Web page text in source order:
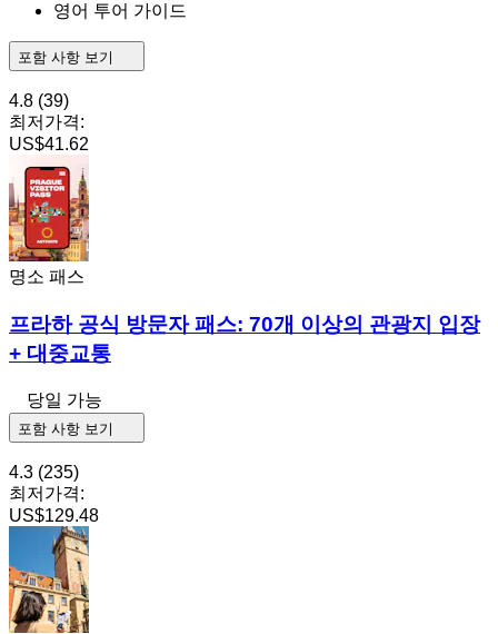
영어 투어 가이드
포함 사항 보기
4.8 (39)
최저가격:
US$41.62
명소 패스
프라하 공식 방문자 패스: 70개 이상의 관광지 입장
+ 대중교통
당일 가능
포함 사항 보기
4.3 (235)
최저가격:
US$129.48